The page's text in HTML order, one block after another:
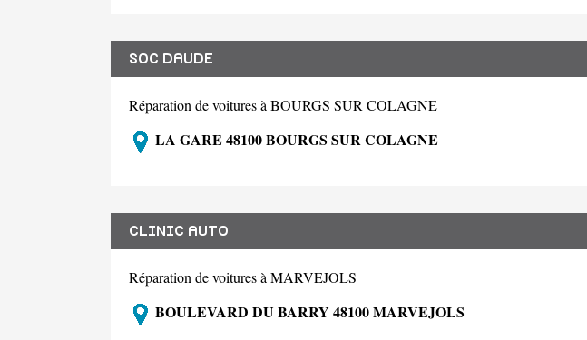
SOC DAUDE
Réparation de voitures à BOURGS SUR COLAGNE
LA GARE 48100 BOURGS SUR COLAGNE
CLINIC AUTO
Réparation de voitures à MARVEJOLS
BOULEVARD DU BARRY 48100 MARVEJOLS